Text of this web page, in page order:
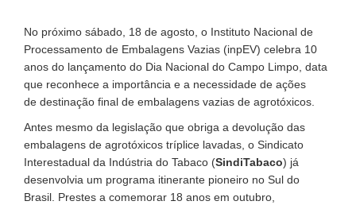
No próximo sábado, 18 de agosto, o Instituto Nacional de
Processamento de Embalagens Vazias (inpEV) celebra 10
anos do lançamento do Dia Nacional do Campo Limpo, data
que reconhece a importância e a necessidade de ações
de destinação final de embalagens vazias de agrotóxicos.
Antes mesmo da legislação que obriga a devolução das
embalagens de agrotóxicos tríplice lavadas, o Sindicato
Interestadual da Indústria do Tabaco (SindiTabaco) já
desenvolvia um programa itinerante pioneiro no Sul do
Brasil. Prestes a comemorar 18 anos em outubro,